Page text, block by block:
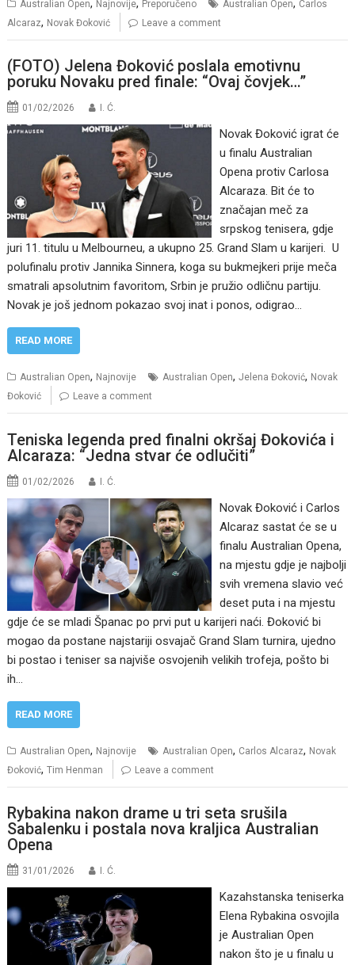
Australian Open, Najnovije, Preporučeno Australian Open, Carlos
Alcaraz, Novak Đoković Leave a comment
(FOTO) Jelena Đoković poslala emotivnu
poruku Novaku pred finale: “Ovaj čovjek…”
01/02/2026 I. Ć.
Novak Đoković igrat će
u finalu Australian
Opena protiv Carlosa
Alcaraza. Bit će to
značajan meč za
srpskog tenisera, gdje
juri 11. titulu u Melbourneu, a ukupno 25. Grand Slam u karijeri. U
polufinalu protiv Jannika Sinnera, koga su bukmejkeri prije meča
smatrali apsolutnim favoritom, Srbin je pružio odličnu partiju.
Novak je još jednom pokazao svoj inat i ponos, odigrao…
READ MORE
Australian Open, Najnovije Australian Open,Jelena Đoković, Novak
Đoković
Leave a comment
Teniska legenda pred finalni okršaj Đokovića i
Alcaraza: “Jedna stvar će odlučiti”
01/02/2026 I. Ć.
Novak Đoković i Carlos
Alcaraz sastat će se u
finalu Australian Opena,
na mjestu gdje je najbolji
svih vremena slavio već
deset puta i na mjestu
gdje će se mladi Španac po prvi put u karijeri naći. Đoković bi
mogao da postane najstariji osvajač Grand Slam turnira, ujedno
bi postao i teniser sa najviše osvojenih velikih trofeja, pošto bi
ih…
READ MORE
Australian Open, Najnovije Australian Open, Carlos Alcaraz, Novak
Đoković,Tim Henman Leave a comment
Rybakina nakon drame u tri seta srušila
Sabalenku i postala nova kraljica Australian
Opena
31/01/2026 I. Ć.
Kazahstanska teniserka
Elena Rybakina osvojila
je Australian Open
nakon što je u finalu u